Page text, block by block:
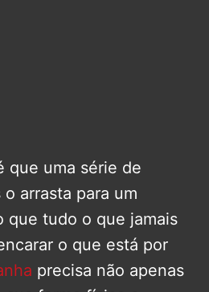
que uma série de
arrasta para um
que tudo o que jamais
o que está por
precisa não apenas